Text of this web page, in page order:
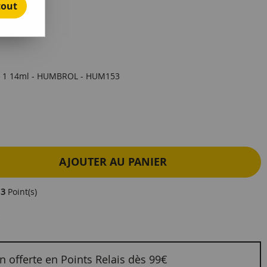
avis !
14ml - HUMBROL - HUM153
AJOUTER AU PANIER
3 Point(s)
offerte en Points Relais dès 99€